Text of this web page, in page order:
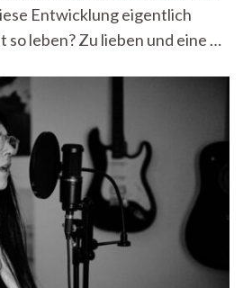
Entwicklung eigentlich
so leben? Zu lieben und eine …